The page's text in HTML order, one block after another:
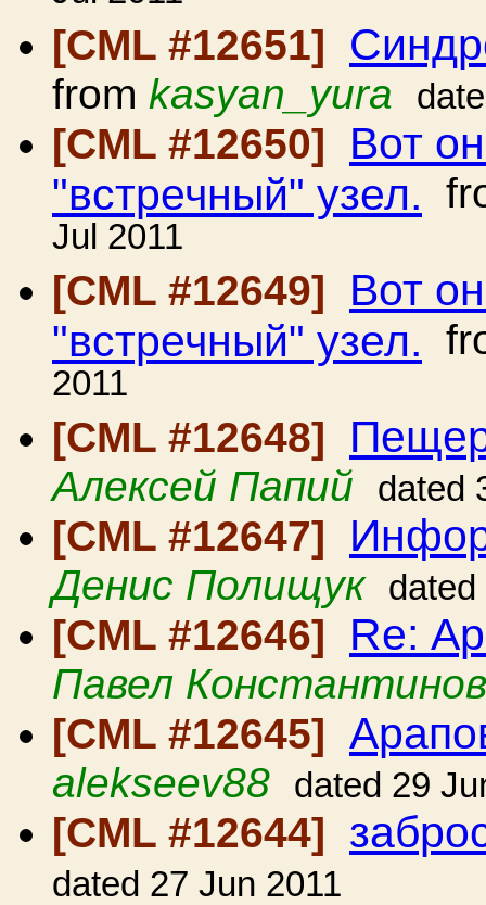
[CML #12651]
from kasyan_yura
[CML #12650] Вот
"встречный" узел.
Jul 2011
[CML #12649]
Вот
"встречный" узел.
2011
[CML #12648]
Алексей Папий dated
[CML #12647]
Денис Полищук dated
[CML #12646] Re:
Павел Константинов
[CML #12645]
alekseev88 dated 29
[CML #12644]
dated 27 Jun 2011